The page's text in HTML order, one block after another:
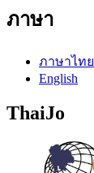
ภาษา
ภาษาไทย
English
ThaiJo